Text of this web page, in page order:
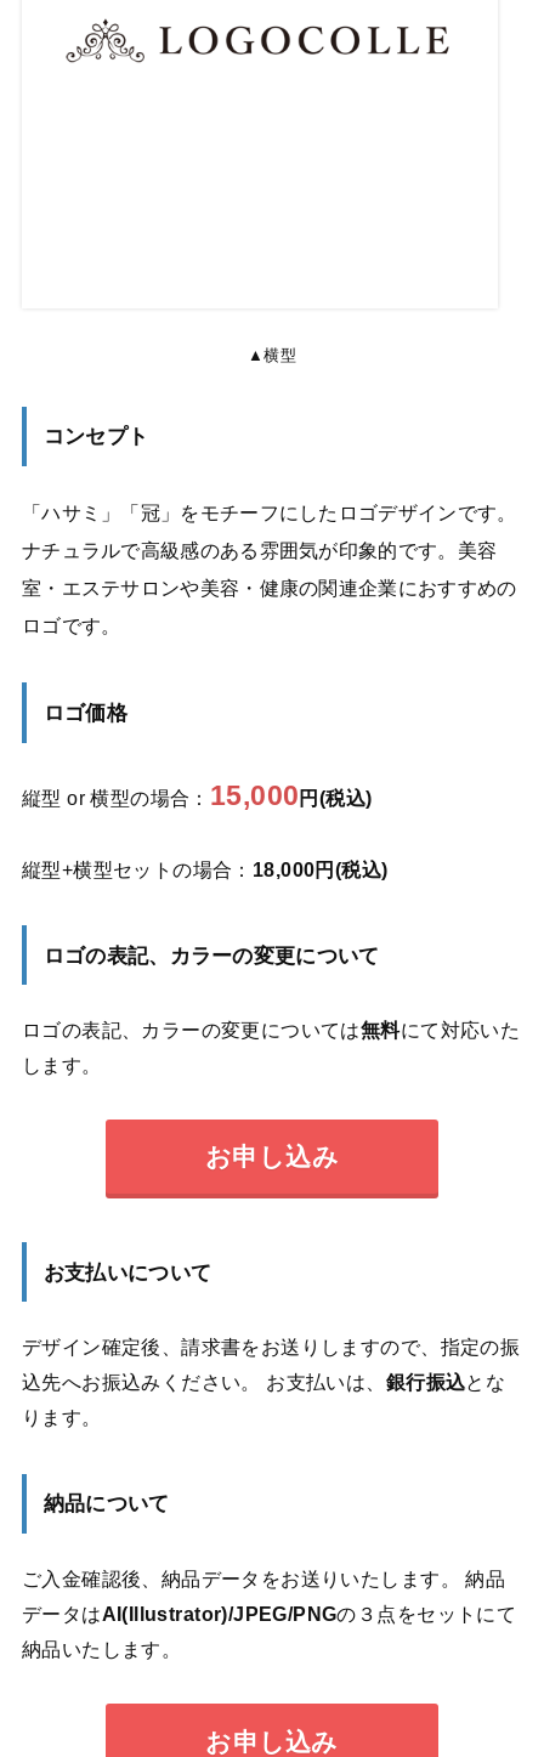
▲横型
コンセプト
「ハサミ」「冠」をモチーフにしたロゴデザインです。
ナチュラルで高級感のある雰囲気が印象的です。美容
室・エステサロンや美容・健康の関連企業におすすめの
ロゴです。
ロゴ価格
縦型 or 横型の場合： 15,000 円(税込)
縦型+横型セットの場合： 18,000円(税込)
ロゴの表記、カラーの変更について
ロゴの表記、カラーの変更については無料にて対応いた
します。
お申し込み
お支払いについて
デザイン確定後、請求書をお送りしますので、指定の振
込先へお振込みください。 お支払いは、 銀行振込とな
ります。
納品について
ご入金確認後、納品データをお送りいたします。 納品
データはAI(Illustrator)/JPEG/PNGの３点をセットにて
納品いたします。
お申し込み